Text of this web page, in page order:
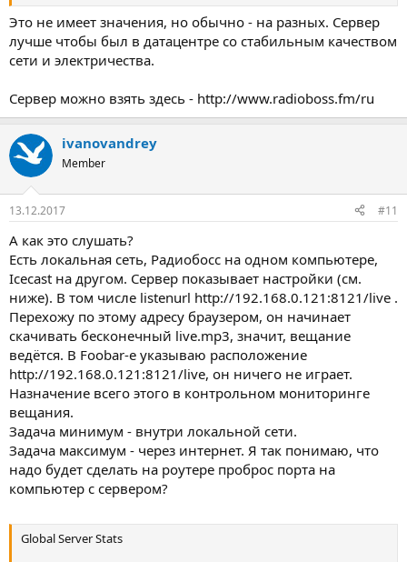
Это не имеет значения, но обычно - на разных. Сервер
лучше чтобы был в датацентре со стабильным качеством
сети и электричества.
Сервер можно взять здесь - http://www.radioboss.fm/ru
ivanovandrey
Member
13.12.2017 #11
А как это слушать?
Есть локальная сеть, Радиобосс на одном компьютере,
Icecast на другом. Сервер показывает настройки (см.
ниже). В том числе listenurl http://192.168.0.121:8121/live .
Перехожу по этому адресу браузером, он начинает
скачивать бесконечный live.mp3, значит, вещание
ведётся. В Foobar-е указываю расположение
http://192.168.0.121:8121/live, он ничего не играет.
Назначение всего этого в контрольном мониторинге
вещания.
Задача минимум - внутри локальной сети.
Задача максимум - через интернет. Я так понимаю, что
надо будет сделать на роутере проброс порта на
компьютер с сервером?
Global Server Stats